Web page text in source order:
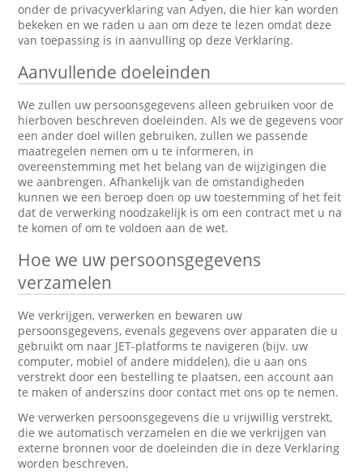
onder de privacyverklaring van Adyen, die hier kan worden
bekeken en we raden u aan om deze te lezen omdat deze
van toepassing is in aanvulling op deze Verklaring.
Aanvullende doeleinden
We zullen uw persoonsgegevens alleen gebruiken voor de
hierboven beschreven doeleinden. Als we de gegevens voor
een ander doel willen gebruiken, zullen we passende
maatregelen nemen om u te informeren, in
overeenstemming met het belang van de wijzigingen die
we aanbrengen. Afhankelijk van de omstandigheden
kunnen we een beroep doen op uw toestemming of het feit
dat de verwerking noodzakelijk is om een contract met u na
te komen of om te voldoen aan de wet.
Hoe we uw persoonsgegevens
verzamelen
We verkrijgen, verwerken en bewaren uw
persoonsgegevens, evenals gegevens over apparaten die u
gebruikt om naar JET-platforms te navigeren (bijv. uw
computer, mobiel of andere middelen), die u aan ons
verstrekt door een bestelling te plaatsen, een account aan
te maken of anderszins door contact met ons op te nemen.
We verwerken persoonsgegevens die u vrijwillig verstrekt,
die we automatisch verzamelen en die we verkrijgen van
externe bronnen voor de doeleinden die in deze Verklaring
worden beschreven.